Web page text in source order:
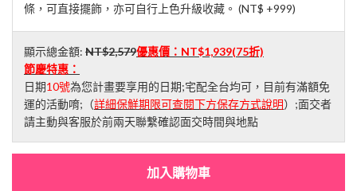
條，可直接擺飾，亦可自行上色升級收藏。 (NT$ +999)
顯示總金額: NT$2,579優惠價： NT$1,939(75折)
節慶特惠：
日期10號為您計畫要享用的日期;宅配全台均可，目前有滿額免
運的活動唷;（詳細保鮮期限可查閱下方保存方式說明）;面交者
請主動與客服於前兩天聯繫確認面交時間與地點
加入購物車